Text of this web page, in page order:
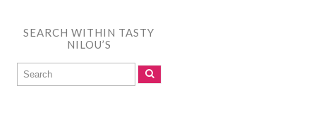
SEARCH WITHIN TASTY
NILOU’S